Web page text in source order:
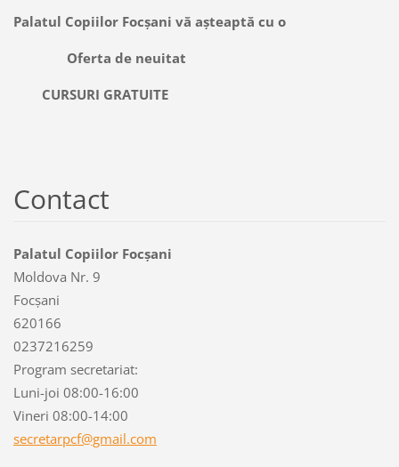
Palatul Copiilor Focșani vă așteaptă cu o
Oferta de neuitat
CURSURI GRATUITE
Contact
Palatul Copiilor Focșani
Moldova Nr. 9
Focșani
620166
0237216259
Program secretariat:
Luni-joi 08:00-16:00
Vineri 08:00-14:00
secretarpcf@gmail.com